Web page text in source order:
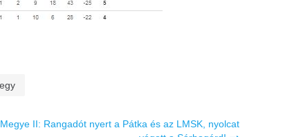
Megye II: Rangadót nyert a Pátka és az LMSK, nyolcat